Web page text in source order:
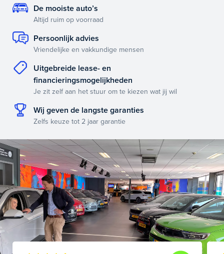
De mooiste auto’s
Altijd ruim op voorraad
Persoonlijk advies
Vriendelijke en vakkundige mensen
Uitgebreide lease- en
financieringsmogelijkheden
Je zit zelf aan het stuur om te kiezen wat jij wil
Wij geven de langste garanties
Zelfs keuze tot 2 jaar garantie